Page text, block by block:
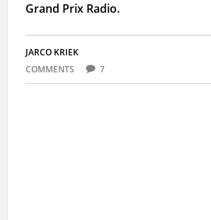
Grand Prix Radio.
JARCO KRIEK
COMMENTS
7